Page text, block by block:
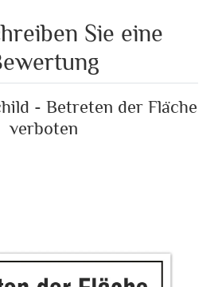
Sie eine
- Betreten der Fläche
verboten